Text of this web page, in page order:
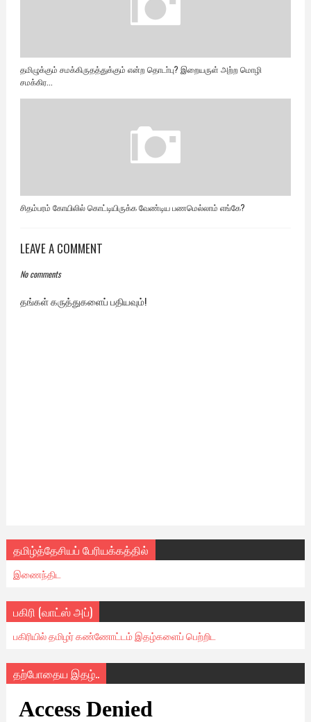
தமிழுக்கும் சமக்கிருதத்துக்கும் என்ற தொடா்பு? இறையருள் அற்ற மொழி
சமக்கிர...
சிதம்பரம் கோயிலில் கொட்டியிருக்க வேண்டிய பணமெல்லாம் எங்கே?
LEAVE A COMMENT
No comments
தங்கள் கருத்துகளைப் பதியவும்!
தமிழ்த்தேசியப் பேரியக்கத்தில்
இணைந்திட
பகிரி (வாட்ஸ் அப்)
பகிரியில் தமிழர் கண்ணோட்டம் இதழ்களைப் பெற்றிட
தற்போதைய இதழ்..